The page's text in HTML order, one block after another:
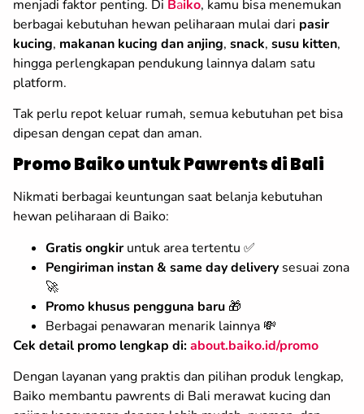
menjadi faktor penting. Di Baiko, kamu bisa menemukan
berbagai kebutuhan hewan peliharaan mulai dari pasir
kucing, makanan kucing dan anjing, snack, susu kitten,
hingga perlengkapan pendukung lainnya dalam satu
platform.
Tak perlu repot keluar rumah, semua kebutuhan pet bisa
dipesan dengan cepat dan aman.
Promo Baiko untuk Pawrents di Bali
Nikmati berbagai keuntungan saat belanja kebutuhan
hewan peliharaan di Baiko:
Gratis ongkiruntuk area tertentu ✅
Pengiriman instan & same day delivery sesuai zona
🚀
Promo khusus pengguna baru 🎁
Berbagai penawaran menarik lainnya 💸
Cek detail promo lengkap di:about.baiko.id/promo
Dengan layanan yang praktis dan pilihan produk lengkap,
Baiko membantu pawrents di Bali merawat kucing dan